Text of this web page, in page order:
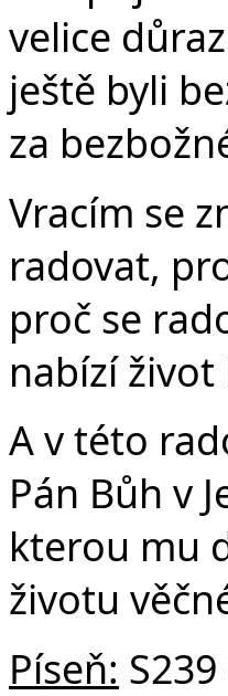
velice
ještě byli
za
Vracím se
radovat,
proč se
nabízí
A v této
Pán Bůh v
kterou mu
životu
Píseň: